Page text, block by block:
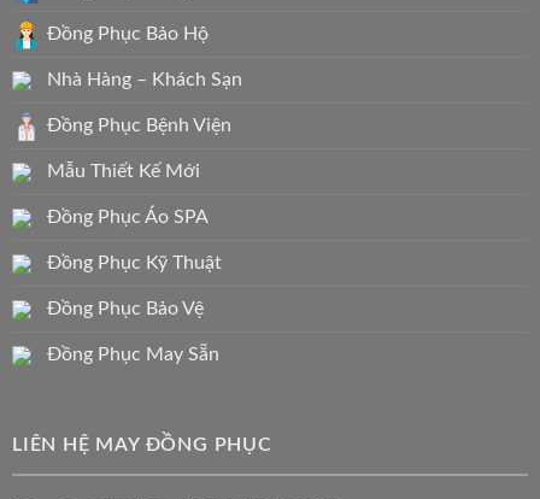
Đồng Phục Bảo Hộ
Nhà Hàng – Khách Sạn
Đồng Phục Bệnh Viện
Mẫu Thiết Kế Mới
Đồng Phục Áo SPA
Đồng Phục Kỹ Thuật
Đồng Phục Bảo Vệ
Đồng Phục May Sẵn
LIÊN HỆ MAY ĐỒNG PHỤC